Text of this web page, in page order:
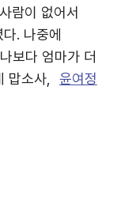
람이 없어서
. 나중에
보다 엄마가 더
맙소사,
윤여정